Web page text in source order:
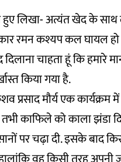
हुए लिखा- अत्यंत खेद के
रमन कश्यप कल घायल
चाहता हूं कि हमारे
किया गया है.
प्रसाद मौर्य एक
काफिले को काला झंडा
पर चढ़ा दी. इसके बाद